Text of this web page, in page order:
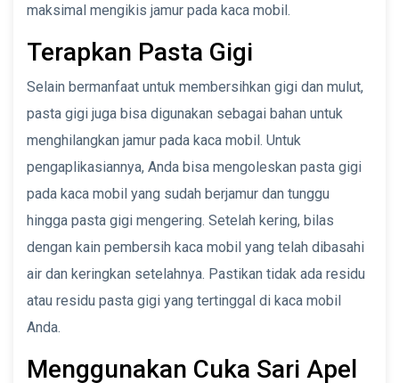
maksimal mengikis jamur pada kaca mobil.
Terapkan Pasta Gigi
Selain bermanfaat untuk membersihkan gigi dan mulut,
pasta gigi juga bisa digunakan sebagai bahan untuk
menghilangkan jamur pada kaca mobil. Untuk
pengaplikasiannya, Anda bisa mengoleskan pasta gigi
pada kaca mobil yang sudah berjamur dan tunggu
hingga pasta gigi mengering. Setelah kering, bilas
dengan kain pembersih kaca mobil yang telah dibasahi
air dan keringkan setelahnya. Pastikan tidak ada residu
atau residu pasta gigi yang tertinggal di kaca mobil
Anda.
Menggunakan Cuka Sari Apel